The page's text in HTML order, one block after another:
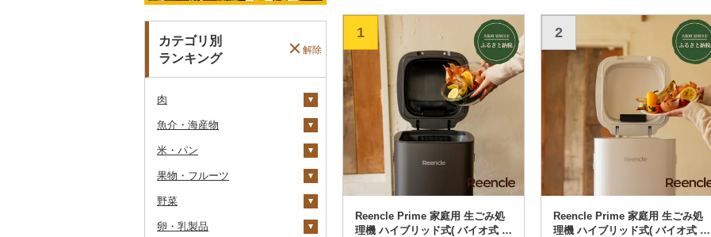
カテゴリ別
ランキング
解除
肉
牛肉（精肉）
ステーキ
すき焼き
焼肉
牛肉（加工品）
ハンバーグ
ローストビーフ
豚肉（精肉）
すき焼き
豚肉（加工品）
ハンバーグ
鶏肉
魚介・海産物
カニ
ズワイガニ
毛ガニ
エビ
ボタンエビ
いくら
うに
米・パン
米
無洗米
雑穀
餅
果物・フルーツ
ぶどう・マスカット
巨峰
いちご
野菜
いも
卵・乳製品
1
Reencle Prime 家庭用 生ごみ処
理機 ハイブリッド式( バイオ式 ×
2
Reencle Prime 家庭用 生ごみ処
理機 ハイブリッド式( バイオ式 ×